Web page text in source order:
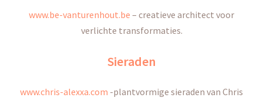
www.be-vanturenhout.be – creatieve architect voor
verlichte transformaties.
Sieraden
www.chris-alexxa.com -plantvormige sieraden van Chris